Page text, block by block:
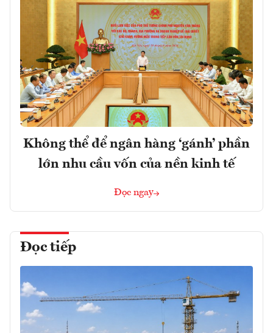
Không thể để ngân hàng ‘gánh’ phần
lớn nhu cầu vốn của nền kinh tế
Đọc ngay
Đọc tiếp